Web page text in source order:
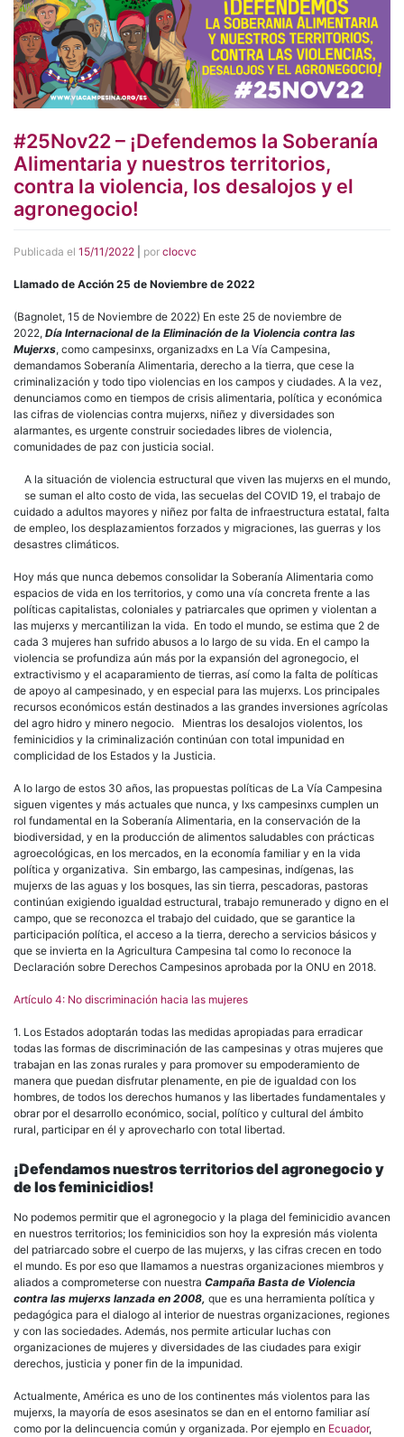
#25Nov22 – ¡Defendemos la Soberanía
Alimentaria y nuestros territorios,
contra la violencia, los desalojos y el
agronegocio!
Publicada el 15/11/2022 por clocvc
Llamado de Acción 25 de Noviembre de 2022
(Bagnolet, 15 de Noviembre de 2022) En este 25 de noviembre de
2022, Día Internacional de la Eliminación de la Violencia contra las
Mujerxs, como campesinxs, organizadxs en La Vía Campesina,
demandamos Soberanía Alimentaria, derecho a la tierra, que cese la
criminalización y todo tipo violencias en los campos y ciudades. A la vez,
denunciamos como en tiempos de crisis alimentaria, política y económica
las cifras de violencias contra mujerxs, niñez y diversidades son
alarmantes, es urgente construir sociedades libres de violencia,
comunidades de paz con justicia social.
A la situación de violencia estructural que viven las mujerxs en el mundo,
se suman el alto costo de vida, las secuelas del COVID 19, el trabajo de
cuidado a adultos mayores y niñez por falta de infraestructura estatal, falta
de empleo, los desplazamientos forzados y migraciones, las guerras y los
desastres climáticos.
Hoy más que nunca debemos consolidar la Soberanía Alimentaria como
espacios de vida en los territorios, y como una vía concreta frente a las
políticas capitalistas, coloniales y patriarcales que oprimen y violentan a
las mujerxs y mercantilizan la vida. En todo el mundo, se estima que 2 de
cada 3 mujeres han sufrido abusos a lo largo de su vida. En el campo la
violencia se profundiza aún más por la expansión del agronegocio, el
extractivismo y el acaparamiento de tierras, así como la falta de políticas
de apoyo al campesinado, y en especial para las mujerxs. Los principales
recursos económicos están destinados a las grandes inversiones agrícolas
del agro hidro y minero negocio. Mientras los desalojos violentos, los
feminicidios y la criminalización continúan con total impunidad en
complicidad de los Estados y la Justicia.
A lo largo de estos 30 años, las propuestas políticas de La Vía Campesina
siguen vigentes y más actuales que nunca, y lxs campesinxs cumplen un
rol fundamental en la Soberanía Alimentaria, en la conservación de la
biodiversidad, y en la producción de alimentos saludables con prácticas
agroecológicas, en los mercados, en la economía familiar y en la vida
política y organizativa. Sin embargo, las campesinas, indígenas, las
mujerxs de las aguas y los bosques, las sin tierra, pescadoras, pastoras
continúan exigiendo igualdad estructural, trabajo remunerado y digno en el
campo, que se reconozca el trabajo del cuidado, que se garantice la
participación política, el acceso a la tierra, derecho a servicios básicos y
que se invierta en la Agricultura Campesina tal como lo reconoce la
Declaración sobre Derechos Campesinos aprobada por la ONU en 2018.
Artículo 4: No discriminación hacia las mujeres
1. Los Estados adoptarán todas las medidas apropiadas para erradicar
todas las formas de discriminación de las campesinas y otras mujeres que
trabajan en las zonas rurales y para promover su empoderamiento de
manera que puedan disfrutar plenamente, en pie de igualdad con los
hombres, de todos los derechos humanos y las libertades fundamentales y
obrar por el desarrollo económico, social, político y cultural del ámbito
rural, participar en él y aprovecharlo con total libertad.
¡Defendamosnuestros territorios del agronegocio y
de los feminicidios!
No podemos permitir que el agronegocio y la plaga del feminicidio avancen
en nuestros territorios; los feminicidios son hoy la expresión más violenta
del patriarcado sobre el cuerpo de las mujerxs, y las cifras crecen en todo
el mundo. Es por eso que llamamos a nuestras organizaciones miembros y
aliados a comprometerse con nuestra Campaña Basta de Violencia
contra las mujerxs lanzada en 2008, que es una herramienta política y
pedagógica para el dialogo al interior de nuestras organizaciones, regiones
y con las sociedades. Además, nos permite articular luchas con
organizaciones de mujeres y diversidades de las ciudades para exigir
derechos, justicia y poner fin de la impunidad.
Actualmente, América es uno de los continentes más violentos para las
mujerxs, la mayoría de esos asesinatos se dan en el entorno familiar así
como por la delincuencia común y organizada. Por ejemplo en Ecuador,